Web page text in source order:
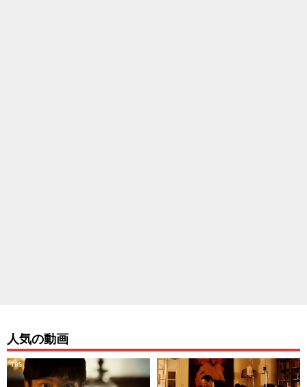
人気の動画